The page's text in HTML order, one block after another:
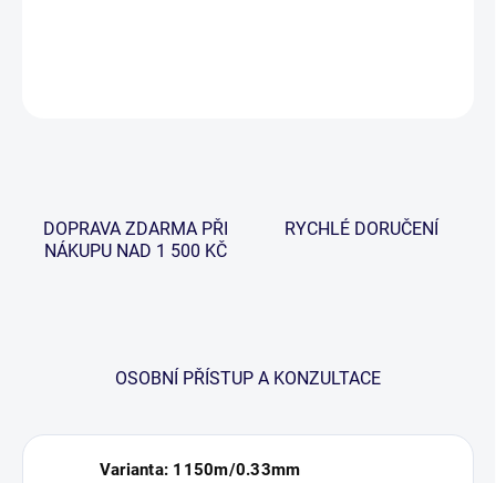
DOPRAVA ZDARMA PŘI
NÁKUPU NAD 1 500 KČ
RYCHLÉ DORUČENÍ
OSOBNÍ PŘÍSTUP A KONZULTACE
Varianta: 1150m/0.33mm